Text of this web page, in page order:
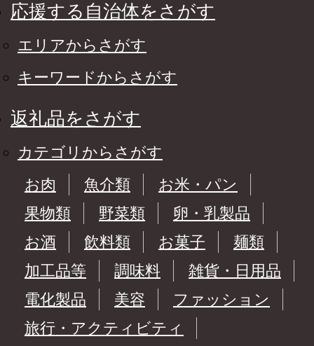
応援する自治体をさがす
エリアからさがす
キーワードからさがす
返礼品をさがす
カテゴリからさがす
お肉
魚介類
お米・パン
果物類
野菜類
卵・乳製品
お酒
飲料類 お菓子
麺類
加工品等
調味料
雑貨・日用品
電化製品
美容
ファッション
旅行・アクティビティ